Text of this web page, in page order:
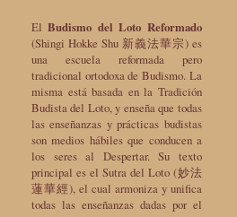
ElBudismo del Loto Reformado
(Shingi Hokke Shu 新義法華宗) es
una escuela reformada pero
tradicional ortodoxa de Budismo. La
misma está basada en la Tradición
Budista del Loto, y enseña que todas
las enseñanzas y prácticas budistas
son medios hábiles que conducen a
los seres al Despertar. Su texto
principal es el Sutra del Loto (妙法
蓮華經), el cual armoniza y unifica
todas las enseñanzas dadas por el